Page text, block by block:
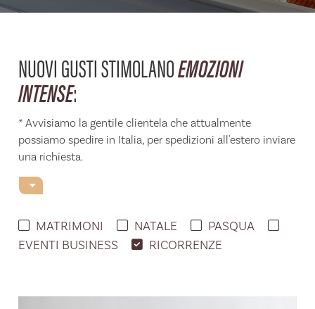
NUOVI GUSTI STIMOLANOEMOZIONI
INTENSE:
* Avvisiamo la gentile clientela che attualmente
possiamo spedire in Italia, per spedizioni all'estero inviare
una richiesta.
MATRIMONI NATALE
PASQUA
EVENTI BUSINESS
RICORRENZE